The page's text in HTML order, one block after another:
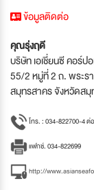
ข้อมูลติดต่อ
คุณรุ่งฤดี
บริษัท เอเชี่ยนซี คอร์ป
55/2 หมู่ที่ 2 ถ. พระรา
สมุทรสาคร จังหวัดสมุ
โทร. : 034-822700-4 ต่
แฟกซ์. 034-822699
http://